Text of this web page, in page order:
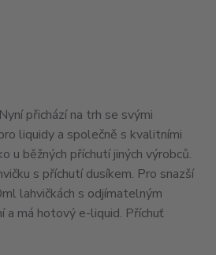
přichází na trh se svými
liquidy a společně s kvalitními
u běžných příchutí jiných výrobců.
s příchutí dusíkem. Pro snazší
lahvičkách s odjímatelným
a má hotový e-liquid. Příchuť